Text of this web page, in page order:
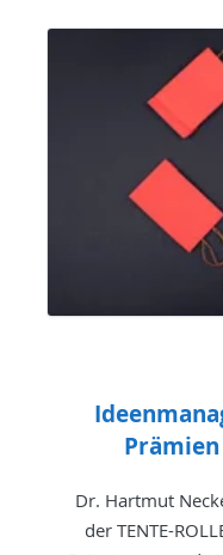
Prämien
Dr. Hartmut
der TENTE-